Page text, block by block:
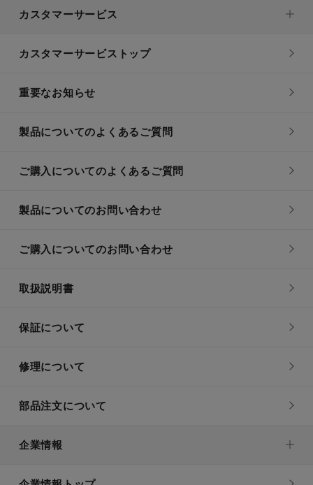
カスタマーサービス
カスタマーサービストップ
重要なお知らせ
製品についてのよくあるご質問
ご購入についてのよくあるご質問
製品についてのお問い合わせ
ご購入についてのお問い合わせ
取扱説明書
保証について
修理について
部品注文について
企業情報